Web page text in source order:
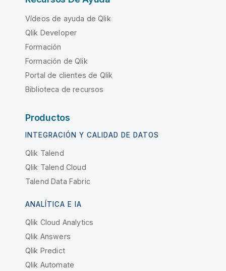
Vídeos de ayuda de Qlik
Qlik Developer
Formación
Formación de Qlik
Portal de clientes de Qlik
Biblioteca de recursos
Productos
INTEGRACIÓN Y CALIDAD DE DATOS
Qlik Talend
Qlik Talend Cloud
Talend Data Fabric
ANALÍTICA E IA
Qlik Cloud Analytics
Qlik Answers
Qlik Predict
Qlik Automate